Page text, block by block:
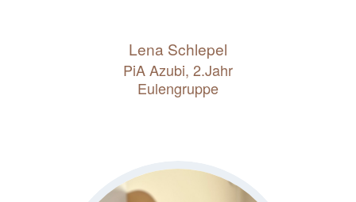
Lena Schlepel
PiA Azubi, 2.Jahr
Eulengruppe